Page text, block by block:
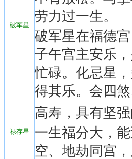
破军星
劳力过一生。
破军星在福德宫
子午宫主安乐
忙碌。化忌星
得其乐。会四
禄存星
高寿，具有坚
一生福分大，
空、地劫同宫